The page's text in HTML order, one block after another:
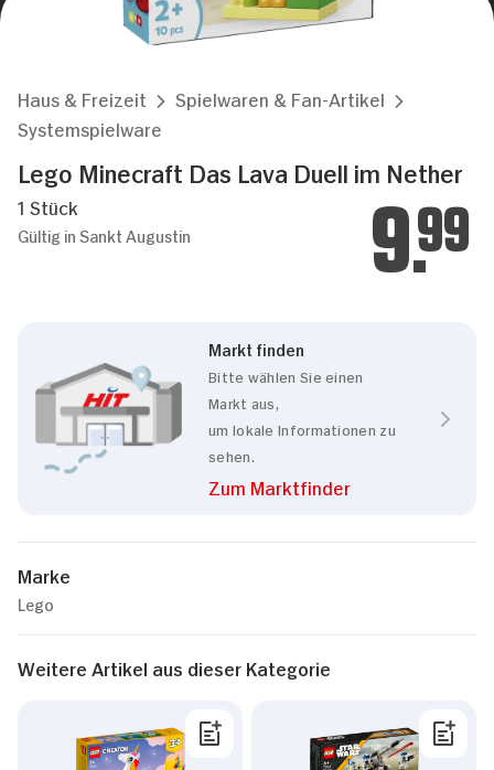
Haus & Freizeit
Spielwaren & Fan-Artikel
Systemspielware
Lego Minecraft Das Lava Duell im Nether
1 Stück
Gültig in Sankt Augustin 9.99
Markt finden
Bitte wählen Sie einen
Markt aus,
um lokale Informationen zu
sehen.
Zum Marktfinder
Marke
Lego
Weitere Artikel aus dieser Kategorie